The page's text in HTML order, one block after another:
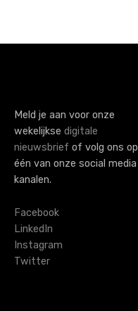
Meld je aan voor onze
wekelijkse digitale
nieuwsbrief of volg ons op
één van onze social media
kanalen.
Facebook
LinkedIn
Instagram
Twitter